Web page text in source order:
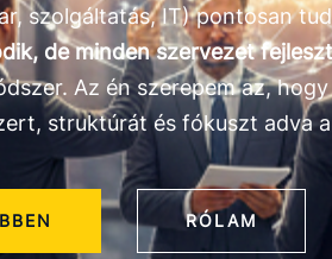
szolgáltatás, IT) pontosan
de minden szervezet
Az én szerepem az,
struktúrát és fókuszt adva
RÓLAM